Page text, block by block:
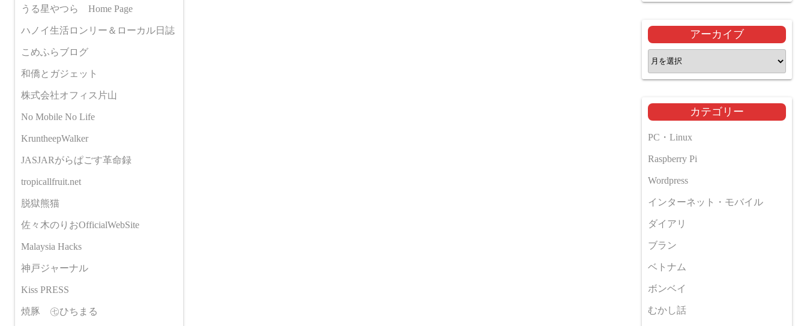
うる星やつら Home Page
ハノイ生活ロンリー＆ローカル日誌
こめふらブログ
和僑とガジェット
株式会社オフィス片山
No Mobile No Life
KruntheepWalker
JASJARがらぱごす革命録
tropicallfruit.net
脱獄熊猫
佐々木のりおOfficialWebSite
Malaysia Hacks
神戸ジャーナル
Kiss PRESS
焼豚 ㊆ひちまる
アーカイブ
ア
ー
イ
ブ
カテゴリー
PC・Linux
Raspberry Pi
Wordpress
インターネット・モバイル
ダイアリ
ブラン
ベトナム
ボンベイ
むかし話